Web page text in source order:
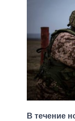
В течение